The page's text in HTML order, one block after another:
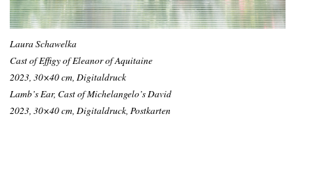
Laura Schawelka
Cast of Effigy of Eleanor of Aquitaine
2023, 30×40 cm, Digitaldruck
Lamb’s Ear, Cast of Michelangelo’s David
2023, 30×40 cm, Digitaldruck, Postkarten